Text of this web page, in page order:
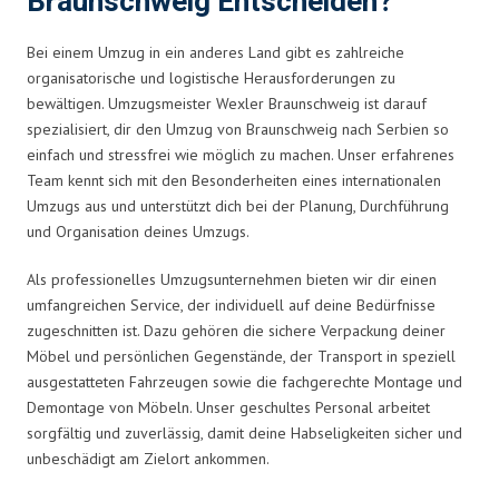
Bei einem Umzug in ein anderes Land gibt es zahlreiche
organisatorische und logistische Herausforderungen zu
bewältigen. Umzugsmeister Wexler Braunschweig ist darauf
spezialisiert, dir den Umzug von Braunschweig nach Serbien so
einfach und stressfrei wie möglich zu machen. Unser erfahrenes
Team kennt sich mit den Besonderheiten eines internationalen
Umzugs aus und unterstützt dich bei der Planung, Durchführung
und Organisation deines Umzugs.
Als professionelles Umzugsunternehmen bieten wir dir einen
umfangreichen Service, der individuell auf deine Bedürfnisse
zugeschnitten ist. Dazu gehören die sichere Verpackung deiner
Möbel und persönlichen Gegenstände, der Transport in speziell
ausgestatteten Fahrzeugen sowie die fachgerechte Montage und
Demontage von Möbeln. Unser geschultes Personal arbeitet
sorgfältig und zuverlässig, damit deine Habseligkeiten sicher und
unbeschädigt am Zielort ankommen.